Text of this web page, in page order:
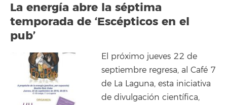
La energía abre la séptima
temporada de ‘Escépticos en el
pub’
El próximo jueves 22 de
septiembre regresa, al Café 7
de La Laguna, esta iniciativa
de divulgación científica,